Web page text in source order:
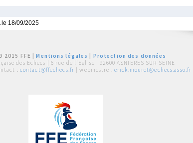
le 18/09/2025
2015 FFE |Mentions légales
Protection des données
des Echecs | 6 rue de l'Eglise | 92600 ASNIERES SUR SEINE
: contact@ffechecs.fr | webmestre : erick.mouret@echecs.asso.fr